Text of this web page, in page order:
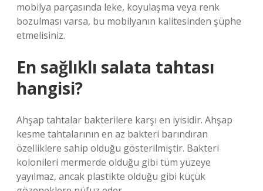
mobilya parçasında leke, koyulaşma veya renk
bozulması varsa, bu mobilyanın kalitesinden şüphe
etmelisiniz.
En sağlıklı salata tahtası
hangisi?
Ahşap tahtalar bakterilere karşı en iyisidir. Ahşap
kesme tahtalarının en az bakteri barındıran
özelliklere sahip olduğu gösterilmiştir. Bakteri
kolonileri mermerde olduğu gibi tüm yüzeye
yayılmaz, ancak plastikte olduğu gibi küçük